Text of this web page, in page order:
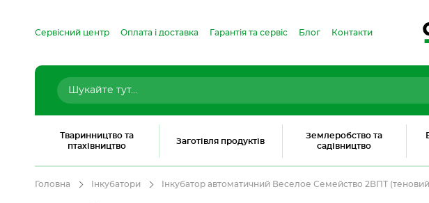
Тваринництво та
птахівництво
Заготівля продуктів
Землеробство та
садівництво
Сервісний центр Оплата і доставка Гарантія та сервіс Блог Контакти
Головна Інкубатори Інкубатор автоматичний Веселое Семейство 2ВПТ